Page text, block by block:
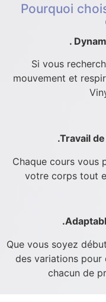
Pourquoi
.
Si vous
mouvement et
.Travail
Chaque cours vous
votre corps tout
Que vous soyez
des variations pour
chacun de